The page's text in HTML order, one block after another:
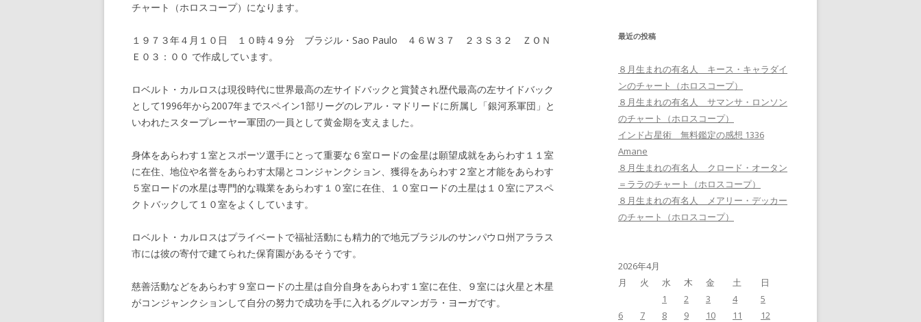
チャート（ホロスコープ）になります。
１９７３年４月１０日 １０時４９分 ブラジル・Sao Paulo ４６Ｗ３７ ２３Ｓ３２ ＺＯＮ
Ｅ０３：００ で作成しています。
ロベルト・カルロスは現役時代に世界最高の左サイドバックと賞賛され歴代最高の左サイドバック
として1996年から2007年までスペイン1部リーグのレアル・マドリードに所属し「銀河系軍団」と
いわれたスタープレーヤー軍団の一員として黄金期を支えました。
身体をあらわす１室とスポーツ選手にとって重要な６室ロードの金星は願望成就をあらわす１１室
に在住、地位や名誉をあらわす太陽とコンジャンクション、獲得をあらわす２室と才能をあらわす
５室ロードの水星は専門的な職業をあらわす１０室に在住、１０室ロードの土星は１０室にアスペ
クトバックして１０室をよくしています。
ロベルト・カルロスはプライベートで福祉活動にも精力的で地元ブラジルのサンパウロ州アララス
市には彼の寄付で建てられた保育園があるそうです。
慈善活動などをあらわす９室ロードの土星は自分自身をあらわす１室に在住、９室には火星と木星
がコンジャンクションして自分の努力で成功を手に入れるグルマンガラ・ヨーガです。
最近の投稿
８月生まれの有名人 キース・キャラダイ
ンのチャート（ホロスコープ）
８月生まれの有名人 サマンサ・ロンソン
のチャート（ホロスコープ）
インド占星術 無料鑑定の感想 1336
Amane
８月生まれの有名人 クロード・オータン
＝ララのチャート（ホロスコープ）
８月生まれの有名人 メアリー・デッカー
のチャート（ホロスコープ）
2026年4月
月
火 水 木 金 土 日
1 2 3 4
5
6
7 8 9 10 11
12